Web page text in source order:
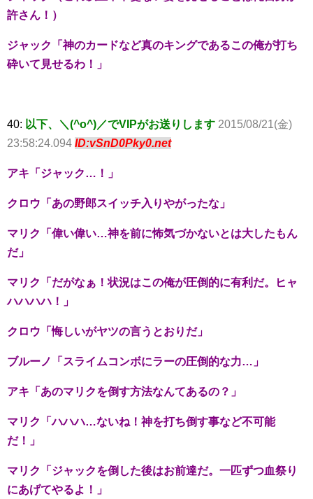
許さん！）
ジャック「神のカードなど真のキングであるこの俺が打ち
砕いて見せるわ！」
40: 以下、＼(^o^)／でVIPがお送りします 2015/08/21(金)
23:58:24.094 ID:vSnD0Pky0.net
アキ「ジャック…！」
クロウ「あの野郎スイッチ入りやがったな」
マリク「偉い偉い…神を前に怖気づかないとは大したもん
だ」
マリク「だがなぁ！状況はこの俺が圧倒的に有利だ。ヒャ
ハハハハ！」
クロウ「悔しいがヤツの言うとおりだ」
ブルーノ「スライムコンボにラーの圧倒的な力…」
アキ「あのマリクを倒す方法なんてあるの？」
マリク「ハハハ…ないね！神を打ち倒す事など不可能
だ！」
マリク「ジャックを倒した後はお前達だ。一匹ずつ血祭り
にあげてやるよ！」